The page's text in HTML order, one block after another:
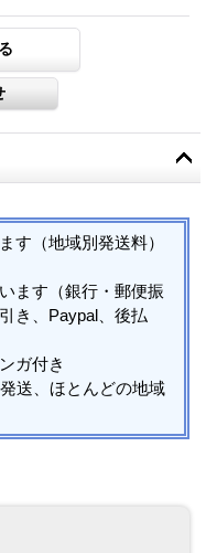
す（地域別発送料）
ます（銀行・郵便振
き、Paypal、後払
ガ付き
送、ほとんどの地域